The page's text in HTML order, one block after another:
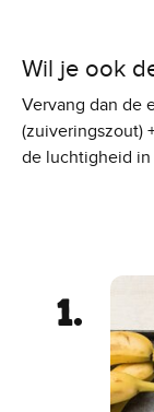
Wil je ook
Vervang dan de
(zuiveringszout)
de luchtigheid in